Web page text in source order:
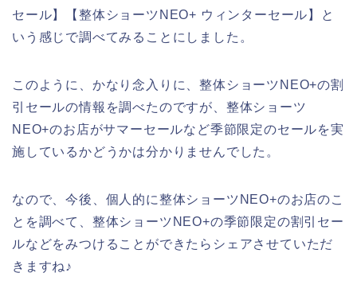
セール】【整体ショーツNEO+ ウィンターセール】と
いう感じで調べてみることにしました。
このように、かなり念入りに、整体ショーツNEO+の割
引セールの情報を調べたのですが、整体ショーツ
NEO+のお店がサマーセールなど季節限定のセールを実
施しているかどうかは分かりませんでした。
なので、今後、個人的に整体ショーツNEO+のお店のこ
とを調べて、整体ショーツNEO+の季節限定の割引セー
ルなどをみつけることができたらシェアさせていただ
きますね♪